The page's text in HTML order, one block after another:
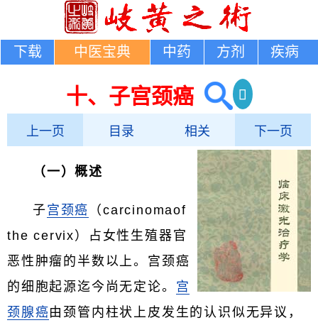
下载 中医宝典 中药 方剂 疾病
十、子宫颈癌
上一页 目录 相关 下一页
（一）概述
子宫颈癌
（carcinomaof
the cervix）占女性生殖器官
恶性肿瘤的半数以上。宫颈癌
的细胞起源迄今尚无定论。 宫
颈腺癌 由颈管内柱状上皮发生的认识似无异议，